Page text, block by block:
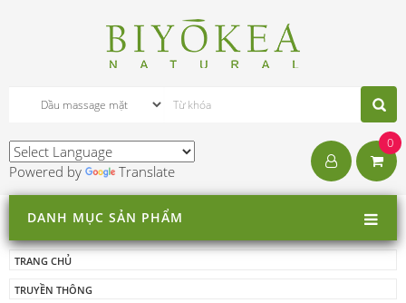
Powered by Translate
0
DANH MỤC SẢN PHẨM
TRANG CHỦ
TRUYỀN THÔNG